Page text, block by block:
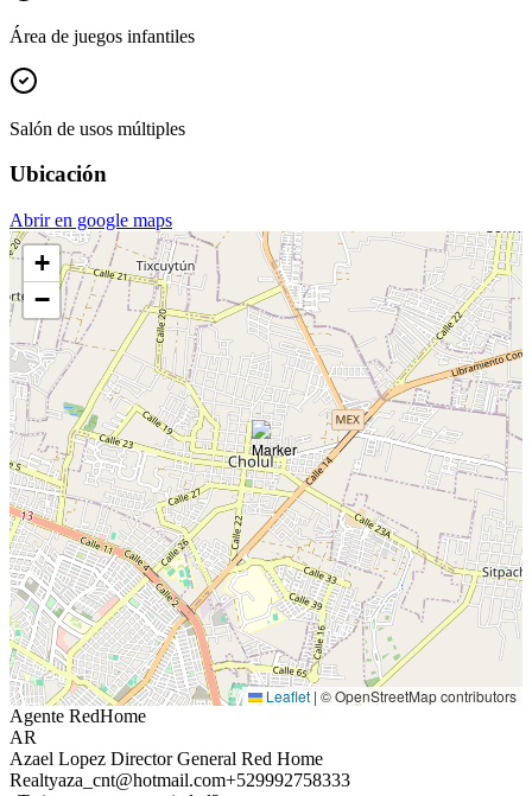
Área de juegos infantiles
Salón de usos múltiples
Ubicación
Abrir en google maps
+
−
Leaflet | © OpenStreetMap contributors
Agente RedHome
AR
Azael Lopez Director General Red Home
Realtyaza_cnt@hotmail.com+529992758333